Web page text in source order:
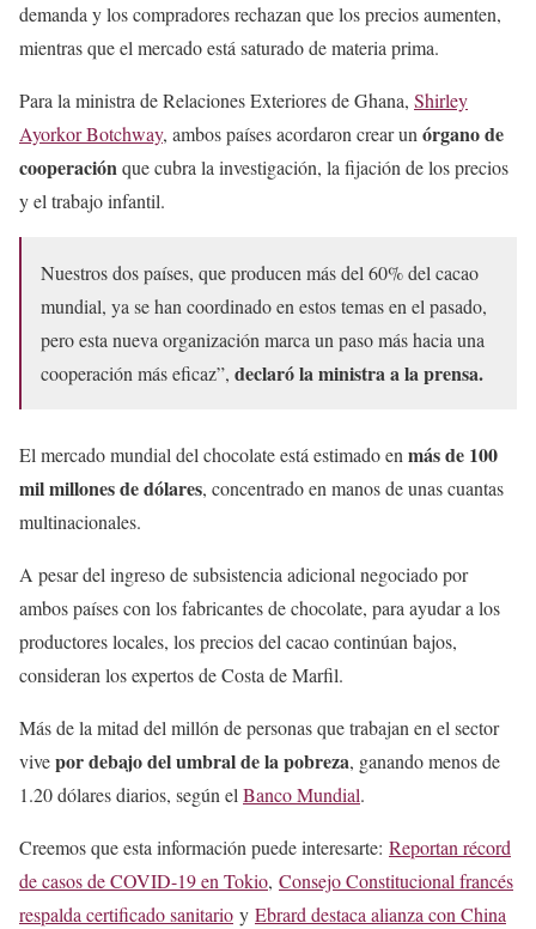
demanda y los compradores rechazan que los precios aumenten,
mientras que el mercado está saturado de materia prima.
Para la ministra de Relaciones Exteriores de Ghana, Shirley
Ayorkor Botchway, ambos países acordaron crear un órgano de
cooperaciónque cubra la investigación, la fijación de los precios
y el trabajo infantil.
Nuestros dos países, que producen más del 60% del cacao
mundial, ya se han coordinado en estos temas en el pasado,
pero esta nueva organización marca un paso más hacia una
cooperación más eficaz”, declaró la ministra a la prensa.
El mercado mundial del chocolate está estimado en más de 100
mil millones de dólares, concentrado en manos de unas cuantas
multinacionales.
A pesar del ingreso de subsistencia adicional negociado por
ambos países con los fabricantes de chocolate, para ayudar a los
productores locales, los precios del cacao continúan bajos,
consideran los expertos de Costa de Marfil.
Más de la mitad del millón de personas que trabajan en el sector
vivepor debajo del umbral de la pobreza, ganando menos de
1.20 dólares diarios, según el Banco Mundial.
Creemos que esta información puede interesarte: Reportan récord
de casos de COVID-19 en Tokio, Consejo Constitucional francés
respalda certificado sanitario y Ebrard destaca alianza con China